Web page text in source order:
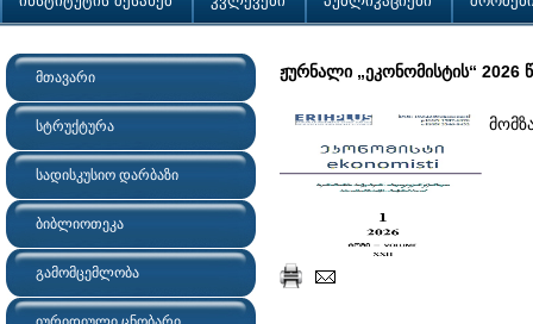
მთავარი
სტრუქტურა
სადისკუსიო დარბაზი
ბიბლიოთეკა
გამომცემლობა
ჟურნალი „ეკონომისტის“